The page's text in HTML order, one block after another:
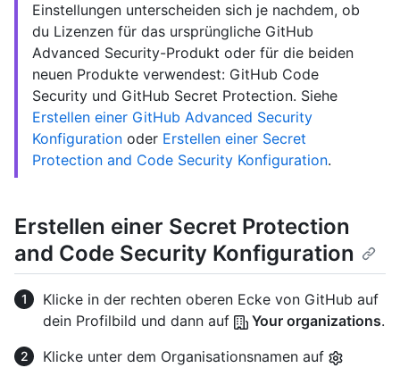
Einstellungen unterscheiden sich je nachdem, ob
du Lizenzen für das ursprüngliche GitHub
Advanced Security-Produkt oder für die beiden
neuen Produkte verwendest: GitHub Code
Security und GitHub Secret Protection. Siehe
Erstellen einer GitHub Advanced Security
Konfiguration oder Erstellen einer Secret
Protection and Code Security Konfiguration.
Erstellen einer Secret Protection
and Code Security Konfiguration
Klicke in der rechten oberen Ecke von GitHub auf
dein Profilbild und dann auf
Your organizations.
Klicke unter dem Organisationsnamen auf